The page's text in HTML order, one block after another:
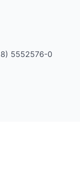
5552576-0